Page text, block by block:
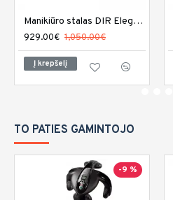
Manikiūro stalas DIR Eleganza
929.00€ 1,050.00€
Į krepšelį
TO PATIES GAMINTOJO
-9 %